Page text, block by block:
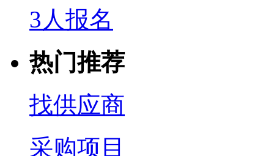
3人报名
热门推荐
找供应商
采购项目